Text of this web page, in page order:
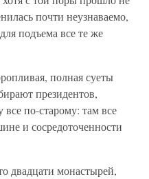
почти неузнаваемо,
подъема все те же
полная суеты
президентов,
по-старому: там все
и сосредоточенности
двадцати монастырей,